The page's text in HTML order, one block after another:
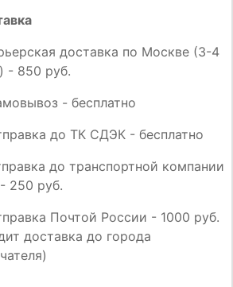
доставка по Москве (3-4
- 850 руб.
- бесплатно
до ТК СДЭК - бесплатно
до транспортной компании
250 руб.
Почтой России - 1000 руб.
доставка до города